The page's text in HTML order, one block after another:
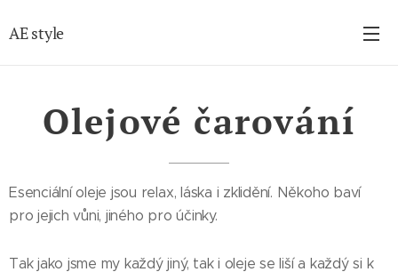
AE style
Olejové čarování
Esenciální oleje jsou relax, láska i zklidění. Někoho baví
pro jejich vůni, jiného pro účinky.
Tak jako jsme my každý jiný, tak i oleje se liší a každý si k